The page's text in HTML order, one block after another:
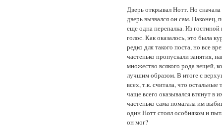
Дверь открывал Нотт. Но
дверь вызвался он сам. Наконец,
еще одна перепалка. Из
голос. Как оказалось, это была
редко для такого поста, но все
частенько пропускали занятия,
множество всякого рода вещей,
лучшим образом. В итоге с
всех, т.к. считала, что
чаще всего оказывался втянут в
частенько сама помагала им
один Нотт стоял особняком и
он мог?